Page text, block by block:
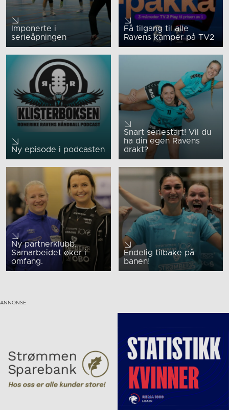
Imponerte i
serieåpningen
Få tilgang til alle
Ravens kamper på TV2
Ny episode i podcasten
Snart seriestart! Vil du
ha din egen Ravens
drakt?
Ny partnerklubb.
Samarbeidet øker i
omfang.
Endelig tilbake på
banen!